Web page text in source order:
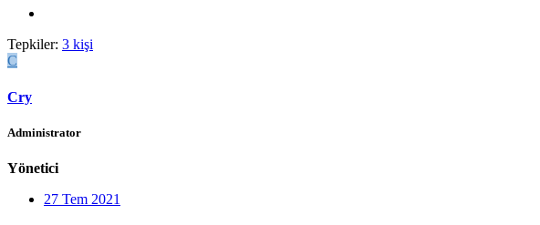
Tepkiler: 3 kişi
C
Cry
Administrator
Yönetici
27 Tem 2021